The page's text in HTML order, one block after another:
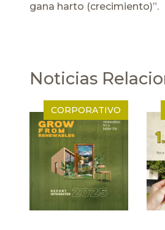
gana harto (crecimiento)”.
Noticias
CORPORATIVO